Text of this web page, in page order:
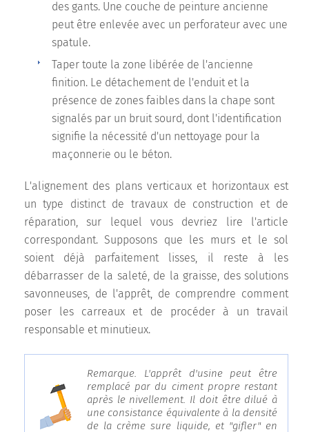
des gants. Une couche de peinture ancienne
peut être enlevée avec un perforateur avec une
spatule.
Taper toute la zone libérée de l'ancienne
finition. Le détachement de l'enduit et la
présence de zones faibles dans la chape sont
signalés par un bruit sourd, dont l'identification
signifie la nécessité d'un nettoyage pour la
maçonnerie ou le béton.
L'alignement des plans verticaux et horizontaux est
un type distinct de travaux de construction et de
réparation, sur lequel vous devriez lire l'article
correspondant. Supposons que les murs et le sol
soient déjà parfaitement lisses, il reste à les
débarrasser de la saleté, de la graisse, des solutions
savonneuses, de l'apprêt, de comprendre comment
poser les carreaux et de procéder à un travail
responsable et minutieux.
Remarque. L'apprêt d'usine peut être
remplacé par du ciment propre restant
après le nivellement. Il doit être dilué à
une consistance équivalente à la densité
de la crème sure liquide, et "gifler" en